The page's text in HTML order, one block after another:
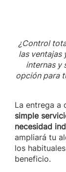
¿Control
las ventajas
internas y
opción para
La entrega a
simple
necesidad
ampliará tu
los
beneficio.